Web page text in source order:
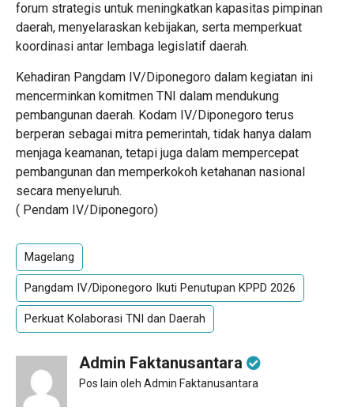
forum strategis untuk meningkatkan kapasitas pimpinan
daerah, menyelaraskan kebijakan, serta memperkuat
koordinasi antar lembaga legislatif daerah.
Kehadiran Pangdam IV/Diponegoro dalam kegiatan ini
mencerminkan komitmen TNI dalam mendukung
pembangunan daerah. Kodam IV/Diponegoro terus
berperan sebagai mitra pemerintah, tidak hanya dalam
menjaga keamanan, tetapi juga dalam mempercepat
pembangunan dan memperkokoh ketahanan nasional
secara menyeluruh.
( Pendam IV/Diponegoro)
Magelang
Pangdam IV/Diponegoro Ikuti Penutupan KPPD 2026
Perkuat Kolaborasi TNI dan Daerah
Admin Faktanusantara
Pos lain oleh Admin Faktanusantara